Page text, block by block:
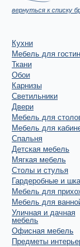
вернуться к списку
Кухни
Мебель для
Ткани
Обои
Карнизы
Светильники
Двери
Мебель для
Мебель для
Спальня
Детская мебель
Мягкая мебель
Столы и стулья
Гардеробные и
Мебель для
Мебель для
Уличная и дачная
мебель
Офисная мебель
Предметы